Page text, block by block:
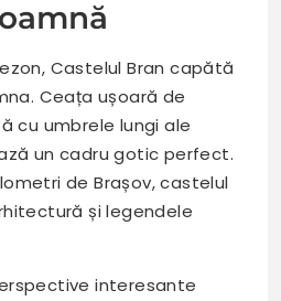
Castelul Bran capătă
Ceața ușoară de
cu umbrele lungi ale
un cadru gotic perfect.
de Brașov, castelul
și legendele
interesante